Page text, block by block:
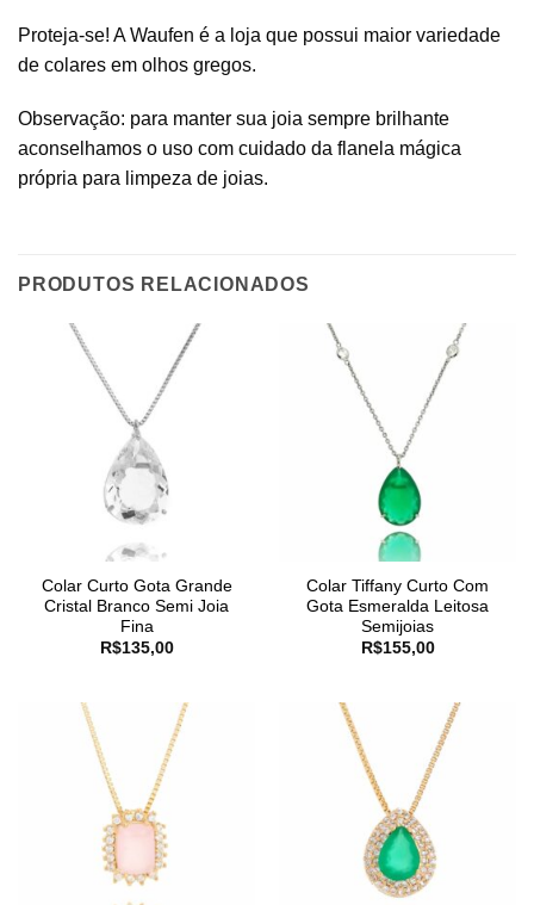
Proteja-se! A Waufen é a loja que possui maior variedade
de colares em olhos gregos.
Observação: para manter sua joia sempre brilhante
aconselhamos o uso com cuidado da flanela mágica
própria para limpeza de joias.
PRODUTOS RELACIONADOS
Colar Curto Gota Grande
Cristal Branco Semi Joia
Fina
R$135,00
Colar Tiffany Curto Com
Gota Esmeralda Leitosa
Semijoias
R$155,00